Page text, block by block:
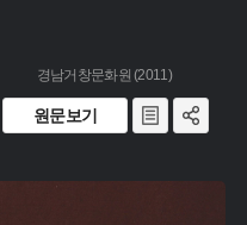
경남거창문화원 (2011)
원문보기